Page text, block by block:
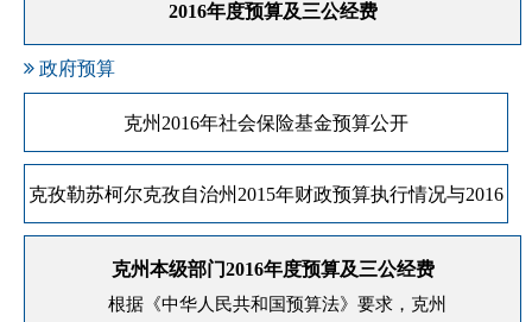
2016年度预算及三公经费
政府预算
克州2016年社会保险基金预算公开
克孜勒苏柯尔克孜自治州2015年财政预算执行情况与2016
年财政预算
克州本级部门2016年度预算及三公经费
根据《中华人民共和国预算法》要求，克州